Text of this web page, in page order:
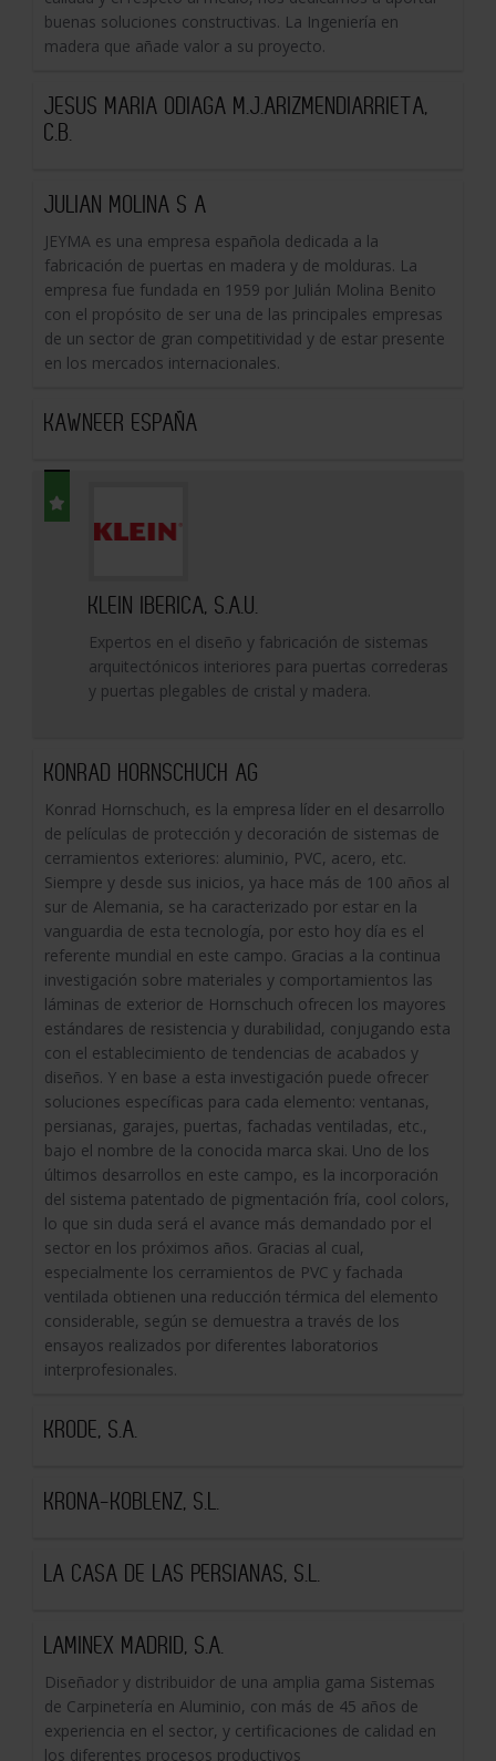
buenas soluciones constructivas. La Ingeniería en
madera que añade valor a su proyecto.
JESUS MARIA ODIAGA M.J.ARIZMENDIARRIETA,
C.B.
JULIAN MOLINA S A
JEYMA es una empresa española dedicada a la
fabricación de puertas en madera y de molduras. La
empresa fue fundada en 1959 por Julián Molina Benito
con el propósito de ser una de las principales empresas
de un sector de gran competitividad y de estar presente
en los mercados internacionales.
KAWNEER ESPAÑA
KLEIN IBERICA, S.A.U.
Expertos en el diseño y fabricación de sistemas
arquitectónicos interiores para puertas correderas
y puertas plegables de cristal y madera.
KONRAD HORNSCHUCH AG
Konrad Hornschuch, es la empresa líder en el desarrollo
de películas de protección y decoración de sistemas de
cerramientos exteriores: aluminio, PVC, acero, etc.
Siempre y desde sus inicios, ya hace más de 100 años al
sur de Alemania, se ha caracterizado por estar en la
vanguardia de esta tecnología, por esto hoy día es el
referente mundial en este campo. Gracias a la continua
investigación sobre materiales y comportamientos las
láminas de exterior de Hornschuch ofrecen los mayores
estándares de resistencia y durabilidad, conjugando esta
con el establecimiento de tendencias de acabados y
diseños. Y en base a esta investigación puede ofrecer
soluciones específicas para cada elemento: ventanas,
persianas, garajes, puertas, fachadas ventiladas, etc.,
bajo el nombre de la conocida marca skai. Uno de los
últimos desarrollos en este campo, es la incorporación
del sistema patentado de pigmentación fría, cool colors,
lo que sin duda será el avance más demandado por el
sector en los próximos años. Gracias al cual,
especialmente los cerramientos de PVC y fachada
ventilada obtienen una reducción térmica del elemento
considerable, según se demuestra a través de los
ensayos realizados por diferentes laboratorios
interprofesionales.
KRODE, S.A.
KRONA-KOBLENZ, S.L.
LA CASA DE LAS PERSIANAS, S.L.
LAMINEX MADRID, S.A.
Diseñador y distribuidor de una amplia gama Sistemas
de Carpinetería en Aluminio, con más de 45 años de
experiencia en el sector, y certificaciones de calidad en
los diferentes procesos productivos